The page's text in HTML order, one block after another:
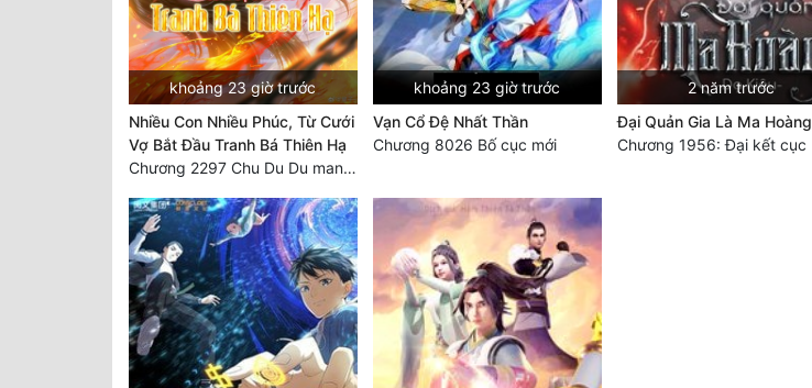
khoảng 23 giờ trước
Nhiều Con Nhiều Phúc, Từ Cưới
Vợ Bắt Đầu Tranh Bá Thiên Hạ
Chương 2297 Chu Du Du mang thai
khoảng 23 giờ trước
Vạn Cổ Đệ Nhất Thần
Chương 8026 Bố cục mới
2 năm trước
Đại Quản Gia Là Ma Hoàng
Chương 1956: Đại kết cục